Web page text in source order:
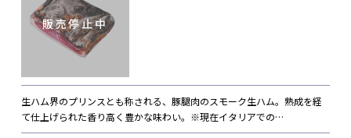
生ハム界のプリンスとも称される、豚腿肉のスモーク生ハム。熟成を経
て仕上げられた香り高く豊かな味わい。※現在イタリアでの…